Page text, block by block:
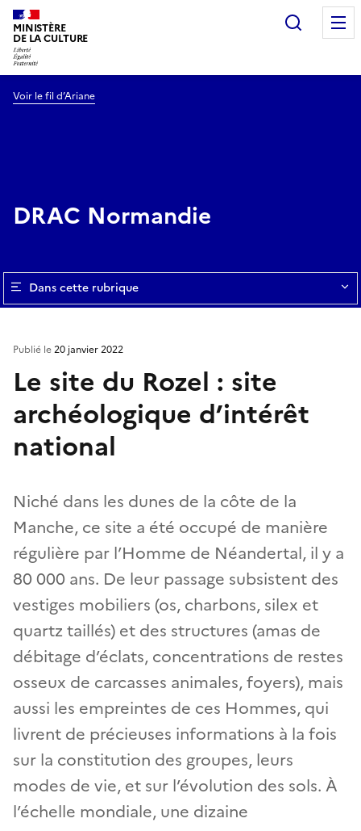
MINISTÈRE
DE LA CULTURE
Voir le fil d’Ariane
DRAC Normandie
Dans cette rubrique
Le site du Rozel : site
archéologique d’intérêt
national
Niché dans les dunes de la côte de la
Manche, ce site a été occupé de manière
régulière par l’Homme de Néandertal, il y a
80 000 ans. De leur passage subsistent des
vestiges mobiliers (os, charbons, silex et
quartz taillés) et des structures (amas de
débitage d’éclats, concentrations de restes
osseux de carcasses animales, foyers), mais
aussi les empreintes de ces Hommes, qui
livrent de précieuses informations à la fois
sur la constitution des groupes, leurs
modes de vie, et sur l’évolution des sols. À
l’échelle mondiale, une dizaine
Publié le20 janvier 2022